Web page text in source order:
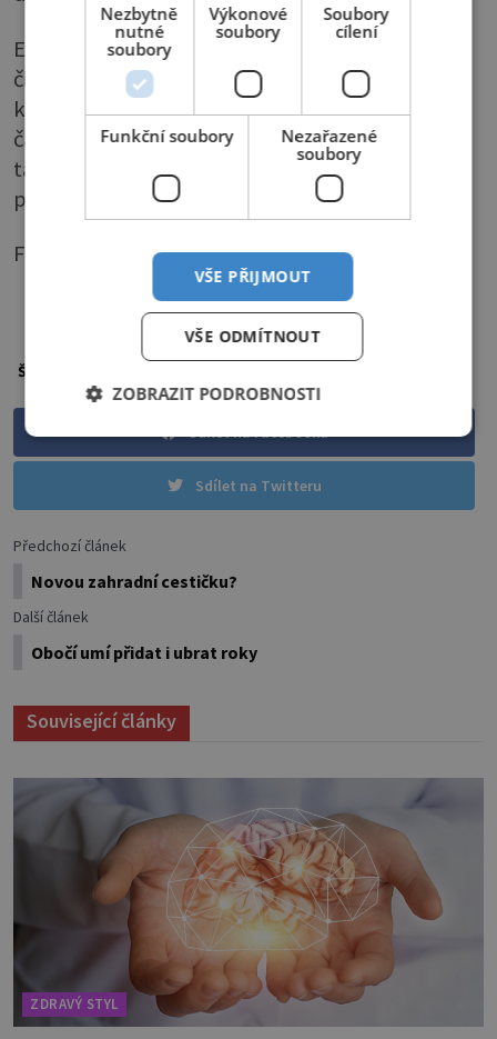
Existují potravinové doplňky s lecitinem, který
čistí cévy, snižuje cholesterol a odbourává
krevní tuk. Doporučují se i koupele a bylinné
čaje a samozřejmě pohyb, ale ty mají význam
také spíš pro zdravý životní styl, než že by
přímo předcházely vzniku bulek.
Foto: Shutterstock
PŘEHRÁT ČLÁNEK
Štítky: lipom
Sdílet na Facebooku
Sdílet na Twitteru
Předchozí článek
Novou zahradní cestičku?
Další článek
Obočí umí přidat i ubrat roky
Související články
ZDRAVÝ STYL
Nezbytně
nutné
soubory
Výkonové
soubory
Soubory
cílení
Funkční soubory
Nezařazené
soubory
VŠE PŘIJMOUT
VŠE ODMÍTNOUT
ZOBRAZIT PODROBNOSTI